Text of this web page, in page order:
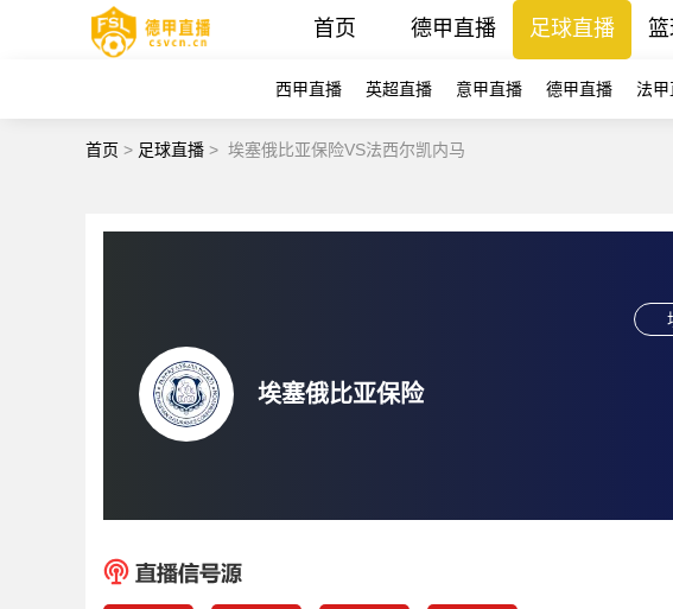
首页 德甲直播 足球直播
西甲直播 英超直播 意甲直播 德甲直播 法
首页 > 足球直播 > 埃塞俄比亚保险VS法西尔凯内马
埃塞俄比亚保险